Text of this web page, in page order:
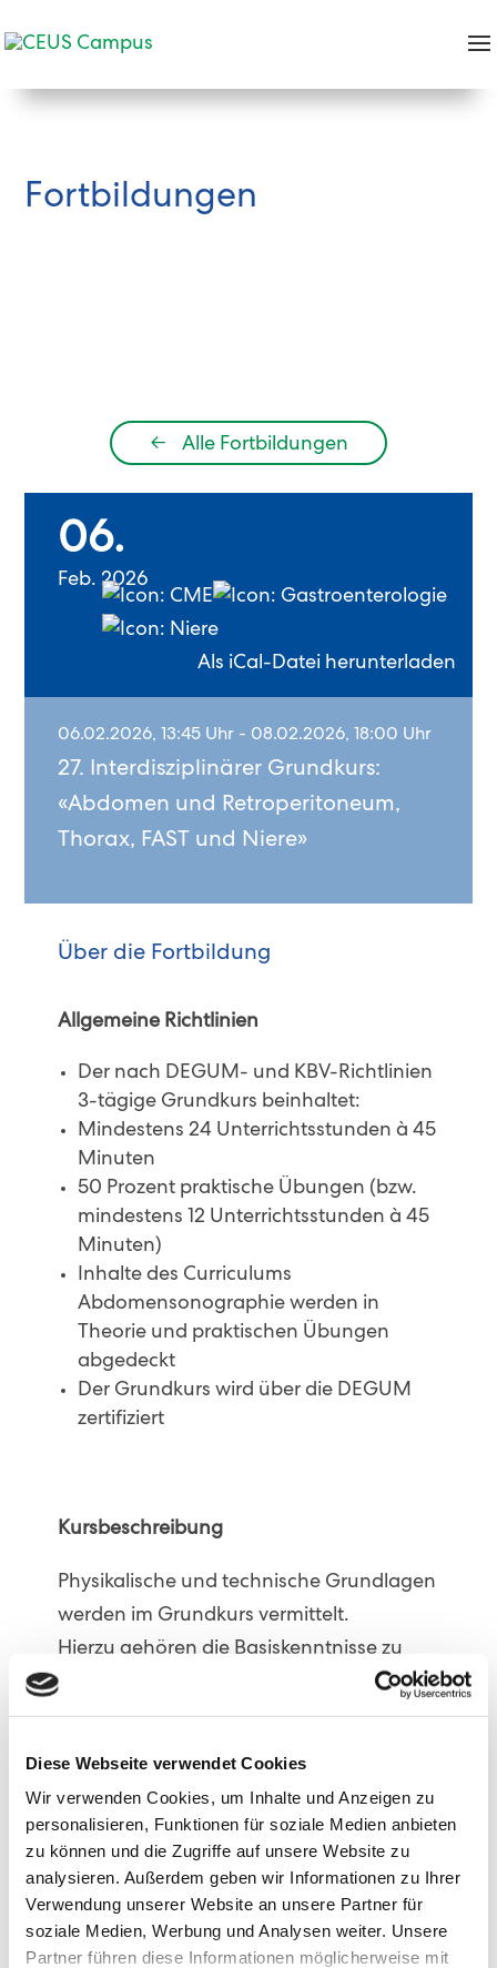
Diese Webseite verwendet Cookies
Wir verwenden Cookies, um Inhalte und Anzeigen zu
personalisieren, Funktionen für soziale Medien anbieten
zu können und die Zugriffe auf unsere Website zu
analysieren. Außerdem geben wir Informationen zu Ihrer
Verwendung unserer Website an unsere Partner für
soziale Medien, Werbung und Analysen weiter. Unsere
Partner führen diese Informationen möglicherweise mit
Fortbildungen
← Alle Fortbildungen
06.
Feb. 2026
Als iCal-Datei herunterladen
06.02.2026, 13:45 Uhr - 08.02.2026, 18:00 Uhr
27. Interdisziplinärer Grundkurs:
«Abdomen und Retroperitoneum,
Thorax, FAST und Niere»
Über die Fortbildung
Allgemeine Richtlinien
Der nach DEGUM- und KBV-Richtlinien
3-tägige Grundkurs beinhaltet:
Mindestens 24 Unterrichtsstunden à 45
Minuten
50 Prozent praktische Übungen (bzw.
mindestens 12 Unterrichtsstunden à 45
Minuten)
Inhalte des Curriculums
Abdomensonographie werden in
Theorie und praktischen Übungen
abgedeckt
Der Grundkurs wird über die DEGUM
zertifiziert
Kursbeschreibung
Physikalische und technische Grundlagen
werden im Grundkurs vermittelt.
Hierzu gehören die Basiskenntnisse zu
folgen Punkten:
Befundbeschreibung
Dokumentation
Zum Schwerpunkt des Kurses zählen:
Normalbefund der inneren Organe